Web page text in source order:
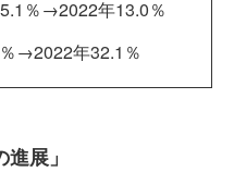
％→2022年13.0％
→2022年32.1％
展」